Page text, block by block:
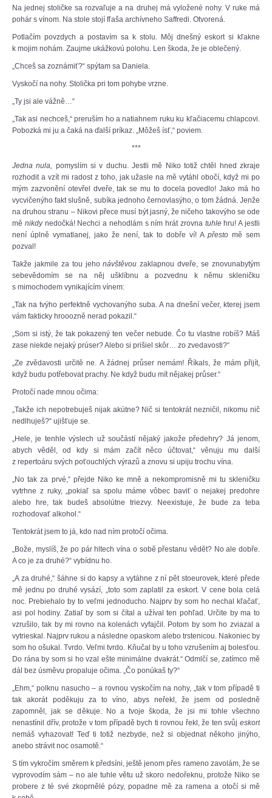
Na jednej stoličke sa rozvaľuje a na druhej má vyložené nohy. V ruke má
pohár s vínom. Na stole stojí fľaša archívneho Saffredi. Otvorená.
Potlačím povzdych a postavím sa k stolu. Môj dnešný eskort si kľakne
k mojim nohám. Zaujme ukážkovú polohu. Len škoda, že je oblečený.
„Chceš sa zoznámiť?“ spýtam sa Daniela.
Vyskočí na nohy. Stolička pri tom pohybe vrzne.
„Ty jsi ale vážně…“
„Tak asi nechceš,“ preruším ho a natiahnem ruku ku kľačiacemu chlapcovi.
Pobozká mi ju a čaká na ďalší príkaz. „Môžeš ísť,“ poviem.
***
Jedna nula, pomyslím si v duchu. Jestli mě Niko totiž chtěl hned zkraje
rozhodit a vzít mi radost z toho, jak užasle na mě vytáhl obočí, když mi po
mým zazvonění otevřel dveře, tak se mu to docela povedlo! Jako má ho
vycvičenýho fakt slušně, subíka jednoho černovlasýho, o tom žádná. Jenže
na druhou stranu – Nikovi přece musí být jasný, že ničeho takovýho se ode
mě nikdynedočká! Nechci a nehodlám s ním hrát zrovna tuhlehru! A jestli
není úplně vymatlanej, jako že není, tak to dobře ví! A přesto mě sem
pozval!
Takže jakmile za tou jehonávštěvou zaklapnou dveře, se znovunabytým
sebevědomím se na něj ušklíbnu a pozvednu k němu skleničku
s mimochodem vynikajícím vínem:
„Tak na tvýho perfektně vychovanýho suba. A na dnešní večer, kterej jsem
vám fakticky hrooozně nerad pokazil.“
„Som si istý, že tak pokazený ten večer nebude. Čo tu vlastne robíš? Máš
zase niekde nejaký prúser? Alebo si prišiel skôr… zo zvedavosti?“
„Ze zvědavosti určitě ne. A žádnej průser nemám! Říkals, že mám přijít,
když budu potřebovat prachy. Ne když budu mít nějakej průser.“
Protočí nade mnou očima:
„Takže ich nepotrebuješ nijak akútne? Nič si tentokrát nezničil, nikomu nič
nedlhuješ?“ ujišťuje se.
„Hele, je tenhle výslech už součástí nějaký jakože předehry? Já jenom,
abych věděl, od kdy si mám začít něco účtovat,“ věnuju mu další
z repertoáru svých poťouchlých výrazů a znovu si upiju trochu vína.
„No tak za prvé,“ přejde Niko ke mně a nekompromisně mi tu skleničku
vytrhne z ruky, „pokiaľ sa spolu máme vôbec baviť o nejakej predohre
alebo hre, tak budeš absolútne triezvy. Neexistuje, že bude za teba
rozhodovať alkohol.“
Tentokrát jsem to já, kdo nad ním protočí očima.
„Bože, myslíš, že po pár hltech vína o sobě přestanu vědět? No ale dobře.
A co je za druhé?“ vybídnu ho.
„A za druhé,“ šáhne si do kapsy a vytáhne z ní pět stoeurovek, které přede
mě jednu po druhé vysází, „toto som zaplatil za eskort. V cene bola celá
noc. Prebiehalo by to veľmi jednoducho. Najprv by som ho nechal kľačať,
asi pol hodiny. Zatiaľ by som si čítal a užíval ten pohľad. Určite by ma to
vzrušilo, tak by mi rovno na kolenách vyfajčil. Potom by som ho zviazal a
vytrieskal. Najprv rukou a následne opaskom alebo trstenicou. Nakoniec by
som ho ošukal. Tvrdo. Veľmi tvrdo. Kňučal by u toho vzrušením aj bolesťou.
Do rána by som si ho vzal ešte minimálne dvakrát.“ Odmlčí se, zatímco mě
dál bez úsměvu propaluje očima. „Čo ponúkaš ty?“
„Ehm,“ polknu nasucho – a rovnou vyskočím na nohy, „tak v tom případě ti
tak akorát poděkuju za to víno, abys neřekl, že jsem od posledně
zapomněl, jak se děkuje. No a tvoje škoda, že jsi mi tohle všechno
nenastínil dřív, protože v tom případě bych ti rovnou řekl, že ten svůj eskort
nemáš vyhazovat! Teď ti totiž nezbyde, než si objednat někoho jinýho,
anebo strávit noc osamotě.“
S tím vykročím směrem k předsíni, ještě jenom přes rameno zavolám, že se
vyprovodím sám – no ale tuhle větu už skoro nedořeknu, protože Niko se
probere z té své zkoprnělé pózy, popadne mě za ramena a otočí si mě